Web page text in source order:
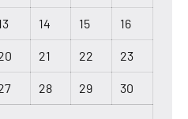
14 15 16
21 22 23
28 29 30